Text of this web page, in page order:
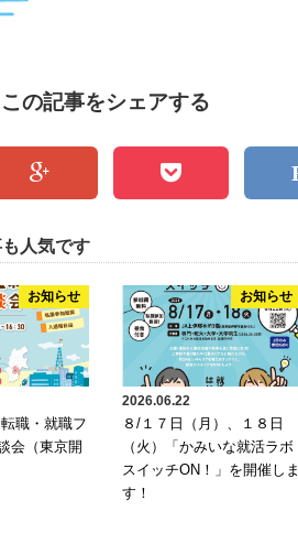
この記事をシェアする
人気です
お知らせ
職・就職フ
会（東京開
お知らせ
2026.06.22
８/１７日（月）、１８日
（火）「かみいな就活ラボ
スイッチON！」を開催しま
す！